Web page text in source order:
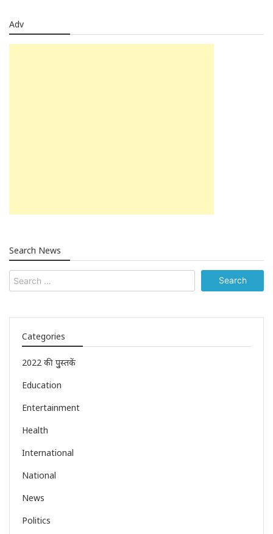
Adv
Search News
Categories
2022 की पुुस्तकें
Education
Entertainment
Health
International
National
News
Politics